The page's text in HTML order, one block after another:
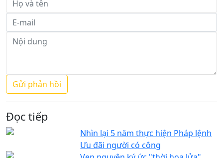
Đọc tiếp
Nhìn lại 5 năm thực hiện Pháp lệnh
Ưu đãi người có công